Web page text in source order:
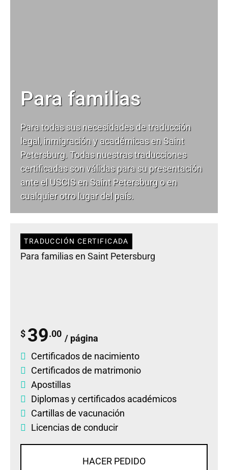
Para familias
Para todas sus necesidades detraducción
legal, inmigración y académicas en Saint
Petersburg. Todas nuestras traducciones
certificadas son válidas para su presentación
ante el USCIS en Saint Petersburg o en
cualquier otro lugar del país.
TRADUCCIÓN CERTIFICADA
Para familias en Saint Petersburg
$ 39.00 / página
Certificados de nacimiento
Certificados de matrimonio
Apostillas
Diplomasycertificados académicos
Cartillas de vacunación
Licencias de conducir
HACER PEDIDO